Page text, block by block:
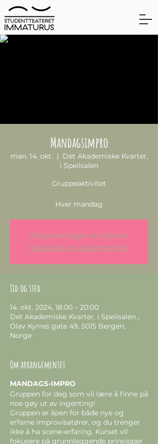
Mandagsimpro
man. 14. okt.
  |
Det Akademiske Kvarter,
i Speilsalen
Gruppeaktivitet
Hver mandag
Registreringen er lukket
Se andre arrangementer
Tid og sted
14. okt. 2024, 18:00 – 20:00
Det Akademiske Kvarter, i Speilsalen ,
Olav Kyrres gate 49, 5015 Bergen,
Norge
Om arrangementet
MANDAGS-IMPRO
Gruppen for deg som vil lære å finne på
noe gøy ut av ingenting!
Gruppen er åpen for både nye og
erfarne improvisatører, og du trenger
ikke å ha scene-erfaring. Kurset vil
fokusere på grunnleggende prinsipper